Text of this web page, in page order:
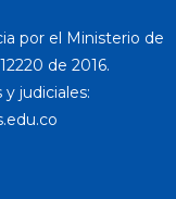
por el Ministerio de
de 2016.
judiciales: